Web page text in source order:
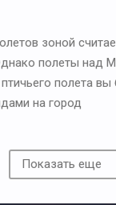
зоной
полеты над
полета вы
на город
Показать еще